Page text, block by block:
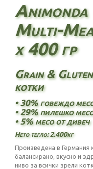
Multi-
х 400 гр
Grain & Gluten
котки
• 30% говеждо
• 29% пилешко
• 5% месо от дивеч
Нето тегло: 2.400кг
Произведена в Германия
балансирано, вкусно и
ниво за всички зрели